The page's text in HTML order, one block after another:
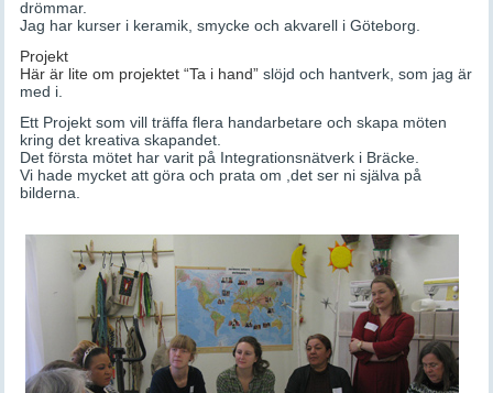
drömmar.
Jag har kurser i keramik, smycke och akvarell i Göteborg.
Projekt
Här är lite om projektet “Ta i hand” slöjd och hantverk, som jag är
med i.
Ett Projekt som vill träffa flera handarbetare och skapa möten
kring det kreativa skapandet.
Det första mötet har varit på Integrationsnätverk i Bräcke.
Vi hade mycket att göra och prata om ,det ser ni själva på
bilderna.